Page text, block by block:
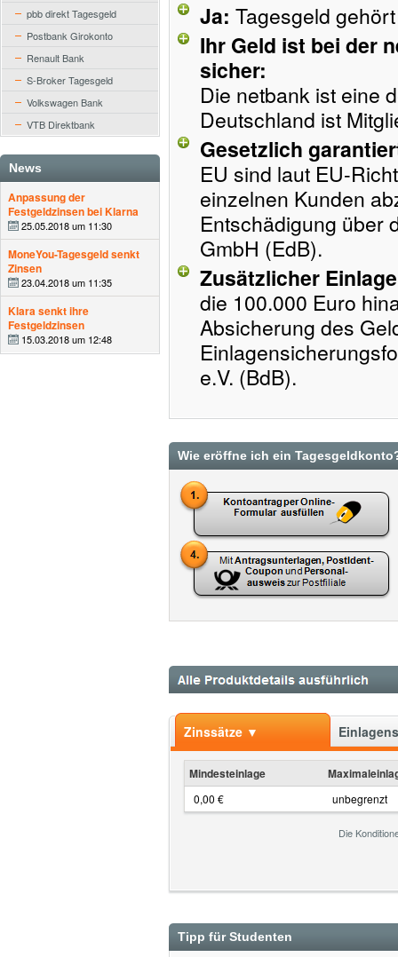
pbb direkt Tagesgeld
Postbank Girokonto
Renault Bank
S-Broker Tagesgeld
Volkswagen Bank
VTB Direktbank
News
Anpassung der
Festgeldzinsen bei Klarna
25.05.2018 um 11:30
MoneYou-Tagesgeld senkt
Zinsen
23.04.2018 um 11:35
Klara senkt ihre
Festgeldzinsen
15.03.2018 um 12:48
Ja: Tagesgeld
Ihr Geld ist bei der
sicher:
Die netbank ist eine
Deutschland ist
Gesetzlich
EU sind laut EU-
einzelnen Kunden
Entschädigung über
GmbH (EdB).
Zusätzlicher
die 100.000 Euro
Absicherung des
e.V. (BdB).
Wie eröffne ich ein
Zinssätze ▼
Mindesteinlage
0,00 € unbegrenzt
Die
Tipp für Studenten